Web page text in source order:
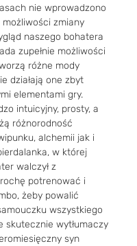
nie wprowadzono
możliwości zmiany
naszego bohatera
zupełnie możliwości
różne mody
działają one zbyt
elementami gry.
intuicyjny, prosty, a
różnorodność
alchemii jak i
w której
walczył z
potrenować i
żeby powalić
wszystkiego
skutecznie wytłumaczy
syn